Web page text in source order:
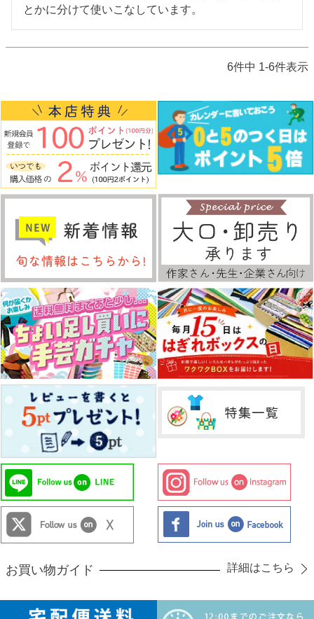
とかに分けて使いこなしています。
6件中 1-6件表示
お買い物ガイド 詳細はこちら